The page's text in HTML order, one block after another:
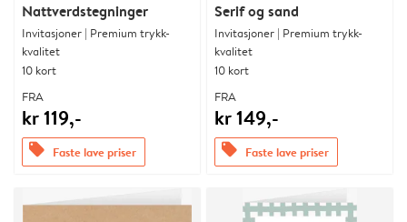
Nattverdstegninger
Invitasjoner | Premium trykk-
kvalitet
10 kort
FRA
kr 119,-
offers Faste lave priser
Serif og sand
Invitasjoner | Premium trykk-
kvalitet
10 kort
FRA
kr 149,-
offers Faste lave priser